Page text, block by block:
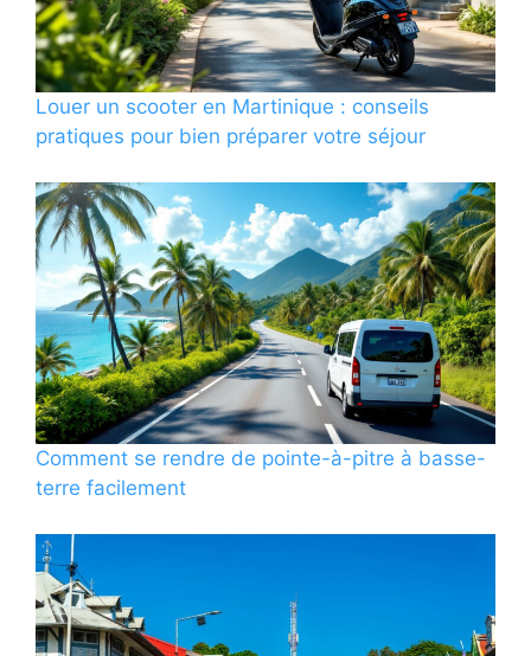
Louer un scooter en Martinique : conseils
pratiques pour bien préparer votre séjour
Comment se rendre de pointe-à-pitre à basse-
terre facilement